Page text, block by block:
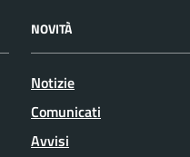
NOVITÀ
Notizie
Comunicati
Avvisi